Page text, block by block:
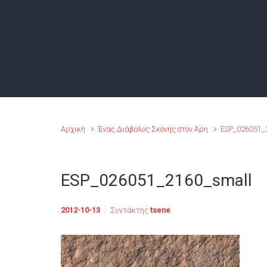
Αρχική Ένας Διάβολος Σκόνης στον Άρη
ESP_026051_2160_small
2012-10-13 Συντάκτης tsene